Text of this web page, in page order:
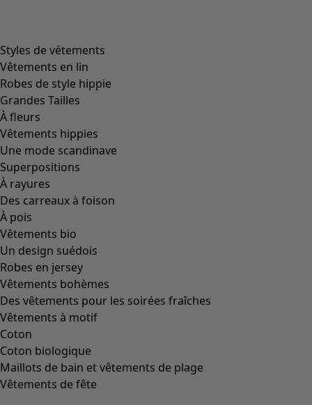
Styles de vétements
Vêtements en lin
Robes de style hippie
Grandes Tailles
À fleurs
Vêtements hippies
Une mode scandinave
Superpositions
À rayures
Des carreaux à foison
À pois
Vêtements bio
Un design suédois
Robes en jersey
Vêtements bohèmes
Des vêtements pour les soirées fraîches
Vêtements à motif
Coton
Coton biologique
Maillots de bain et vêtements de plage
Vêtements de fête